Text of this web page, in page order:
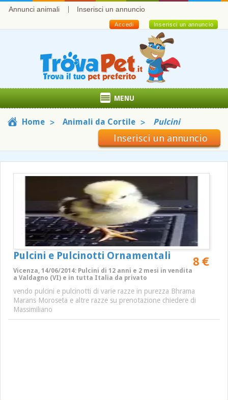
Annunci animali Inserisci un annuncio
Inserisci un annuncio
Accedi
MENU
Home Animali da Cortile Pulcini
Inserisci un annuncio
Pulcini e Pulcinotti Ornamentali 8 €
Vicenza, 14/06/2014: Pulcini di 12 anni e 2 mesi in vendita
a Valdagno (VI) e in tutta Italia da privato
vendo pulcini e pulcinotti di varie razze in purezza Bhrama
Marans Moroseta e altre razze su prenotazione chiedere di
Massimiliano